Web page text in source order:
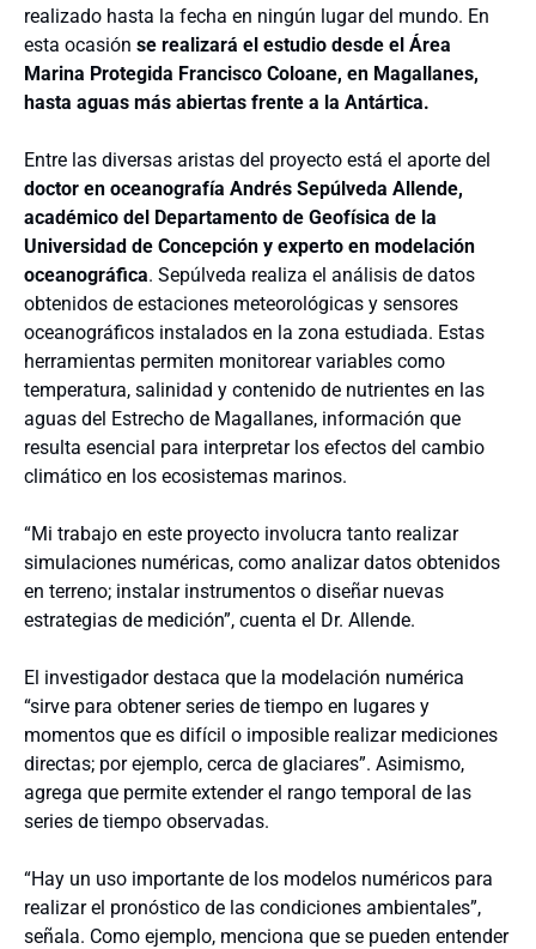
realizado hasta la fecha en ningún lugar del mundo. En
esta ocasión se realizará el estudio desde el Área
Marina Protegida Francisco Coloane, en Magallanes,
hasta aguas más abiertas frente a la Antártica.
Entre las diversas aristas del proyecto está el aporte del
doctor en oceanografía Andrés Sepúlveda Allende,
académico del Departamento de Geofísica de la
Universidad de Concepción y experto en modelación
oceanográfica. Sepúlveda realiza el análisis de datos
obtenidos de estaciones meteorológicas y sensores
oceanográficos instalados en la zona estudiada. Estas
herramientas permiten monitorear variables como
temperatura, salinidad y contenido de nutrientes en las
aguas del Estrecho de Magallanes, información que
resulta esencial para interpretar los efectos del cambio
climático en los ecosistemas marinos.
“Mi trabajo en este proyecto involucra tanto realizar
simulaciones numéricas, como analizar datos obtenidos
en terreno; instalar instrumentos o diseñar nuevas
estrategias de medición”, cuenta el Dr. Allende.
El investigador destaca que la modelación numérica
“sirve para obtener series de tiempo en lugares y
momentos que es difícil o imposible realizar mediciones
directas; por ejemplo, cerca de glaciares”. Asimismo,
agrega que permite extender el rango temporal de las
series de tiempo observadas.
“Hay un uso importante de los modelos numéricos para
realizar el pronóstico de las condiciones ambientales”,
señala. Como ejemplo, menciona que se pueden entender